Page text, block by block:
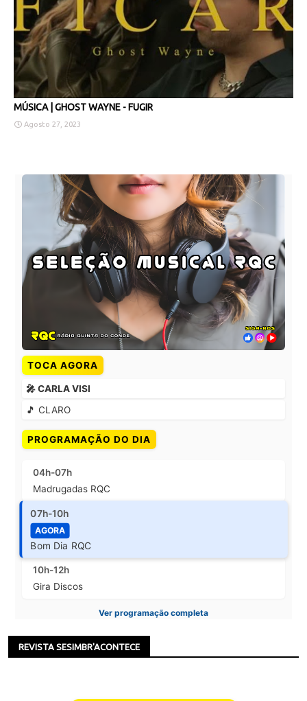
MÚSICA | GHOST WAYNE - FUGIR
Agosto 27, 2023
TOCA AGORA
🎤 CARLA VISI
🎵 CLARO
PROGRAMAÇÃO DO DIA
04h-07h
Madrugadas RQC
07h-10h
AGORA
Bom Dia RQC
10h-12h
Gira Discos
Ver programação completa
REVISTA SESIMBR'ACONTECE